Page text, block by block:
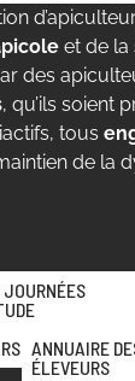
et de la
des
, qu’ils soient
tous
de la
JOURNÉES
ANNUAIRE
ÉLEVEURS